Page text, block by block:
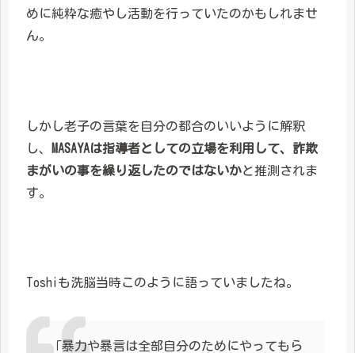
めに純粋な癒やし活動を行っていたのかもしれませ
ん。
しかし老子の言葉を自分の都合のいいように解釈
し、
MASAYAは指導者としての立場を利用して、詐欺
まがいの事を繰り返したのではないかと推測されま
す。
Toshiも洗脳当時このように語っていましたね。
「暴力や暴言は全部自分のためにやってもら